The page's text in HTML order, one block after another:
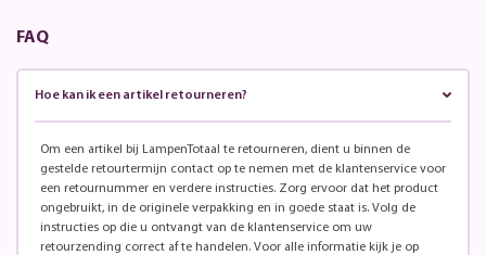
FAQ
Hoe kan ik een artikel retourneren?
Om een artikel bij LampenTotaal te retourneren, dient u binnen de
gestelde retourtermijn contact op te nemen met de klantenservice voor
een retournummer en verdere instructies. Zorg ervoor dat het product
ongebruikt, in de originele verpakking en in goede staat is. Volg de
instructies op die u ontvangt van de klantenservice om uw
retourzending correct af te handelen. Voor alle informatie kijk je op